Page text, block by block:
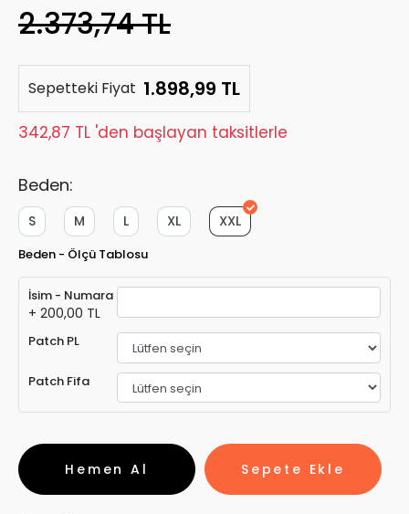
2.373,74 TL
Sepetteki Fiyat 1.898,99 TL
342,87 TL 'den başlayan taksitlerle
Beden:
XXL
XL
L
M
S
Beden - Ölçü Tablosu
İsim - Numara
+ 200,00 TL
Patch PL
Patch Fifa
Sepete Ekle
Hemen Al